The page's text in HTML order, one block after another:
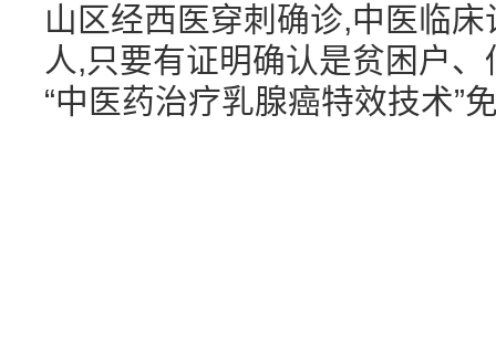
山区经西医穿刺确诊,中医临
人,只要有证明确认是贫困户
“中医药治疗乳腺癌特效技术”